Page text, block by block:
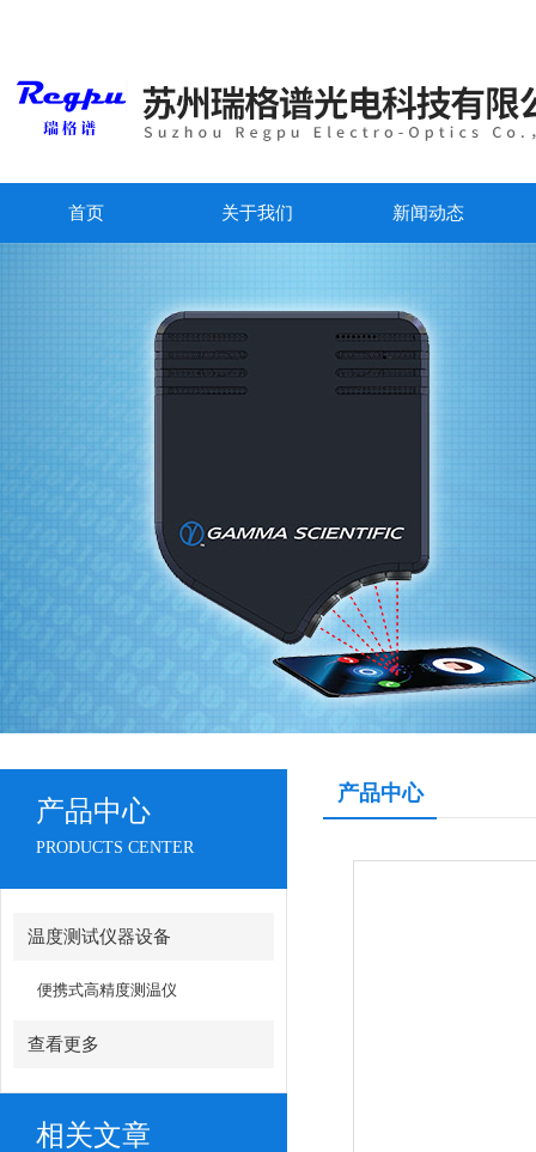
首页 关于我们 新闻动态
产品中心
PRODUCTS CENTER
温度测试仪器设备
便携式高精度测温仪
查看更多
相关文章
产品中心